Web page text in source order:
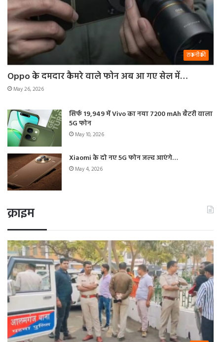
तकनीकी
Oppo के दमदार कैमरे वाले फोन अब आ गए सेल में…
May 26, 2026
सिर्फ 19,949 में Vivo का नया 7200 mAh बैटरी वाला
5G फोन
May 10, 2026
Xiaomi के दो नए 5G फोन जल्द आएंगे…
May 4, 2026
क्राइम